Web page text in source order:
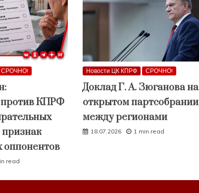
СРОЧНО!
КПРФ
признак
оппонентов
read
Новости ЦК КПРФ СРОЧНО!
Доклад Г. А. Зюганова на
открытом партсобрании
между регионами
18.07.2026 1 min read